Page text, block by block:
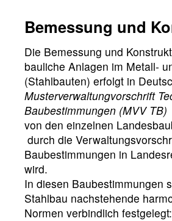
Bemessung und
Die Bemessung und
bauliche Anlagen im Metall-
(Stahlbauten) erfolgt in
Musterverwaltungvorschrift
Baubestimmungen (MVV TB)
von den einzelnen
durch die
Baubestimmungen in
wird.
In diesen Baubestimmungen
Stahlbau nachstehende
Normen verbindlich festgelegt: